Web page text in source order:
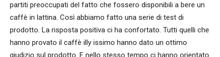
partiti preoccupati del fatto che fossero disponibili a bere un
caffè in lattina. Così abbiamo fatto una serie di test di
prodotto. La risposta positiva ci ha confortato. Tutti quelli che
hanno provato il caffè illy issimo hanno dato un ottimo
giudizio sul prodotto. E nello stesso tempo ci hanno orientato